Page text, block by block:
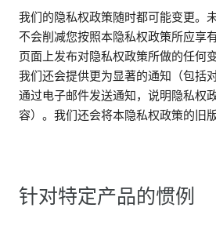
我们的隐私权政策随时都可能变更。
不会削减您按照本隐私权政策所应享
页面上发布对隐私权政策所做的任何
我们还会提供更为显著的通知（包括
通过电子邮件发送通知，说明隐私权
容）。我们还会将本隐私权政策的旧
针对特定产品的惯例